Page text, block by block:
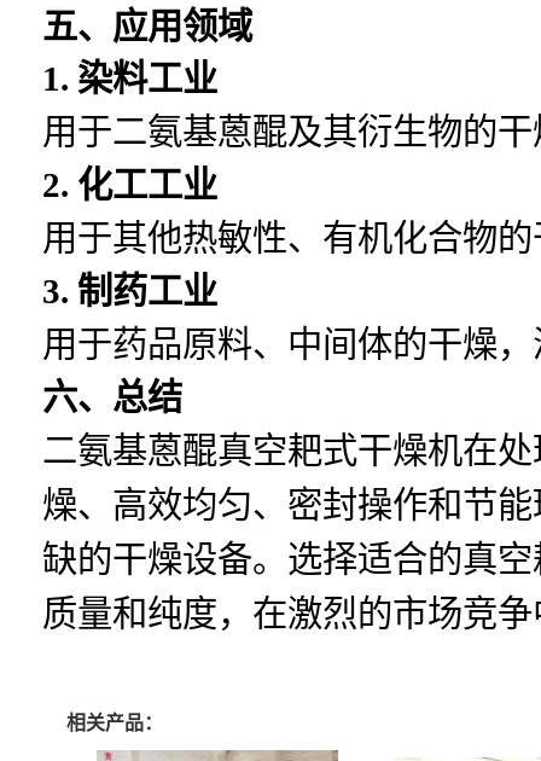
五、应用领域
1. 染料工业
用于二氨基蒽醌及其衍生物的
2. 化工工业
用于其他热敏性、有机化合物
3. 制药工业
用于药品原料、中间体的干燥
六、总结
二氨基蒽醌真空耙式干燥机在
燥、高效均匀、密封操作和节
缺的干燥设备。选择适合的真
质量和纯度，在激烈的市场竞
相关产品：